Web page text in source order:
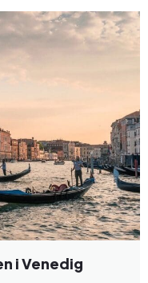
i Venedig